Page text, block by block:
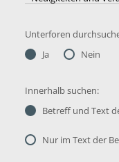
Unterforen
Ja
Nein
Innerhalb suchen:
Betreff und Text
Nur im Text der